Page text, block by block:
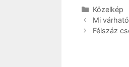
Kategória
Közelkép
Mi
Félszáz